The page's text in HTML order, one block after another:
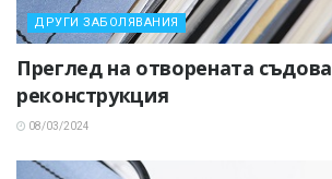
ДРУГИ ЗАБОЛЯВАНИЯ
Преглед на отворената съдова
реконструкция
08/03/2024